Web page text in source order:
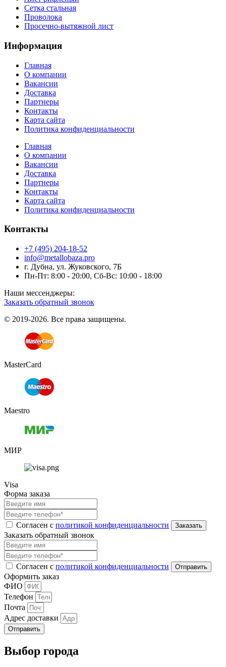
Сетка стальная
Проволока
Просечно-вытяжной лист
Информация
Главная
О компании
Вакансии
Доставка
Партнеры
Контакты
Карта сайта
Политика конфиденциальности
Главная
О компании
Вакансии
Доставка
Партнеры
Контакты
Карта сайта
Политика конфиденциальности
Контакты
+7 (495) 204-18-52
info@metallobaza.pro
г. Дубна, ул. Жуковского, 7Б
Пн-Пт: 8:00 - 20:00, Сб-Вс: 10:00 - 18:00
Наши мессенджеры:
Заказать обратный звонок
© 2019-2026. Все права защищены.
MasterCard
Maestro
МИР
Visa
Форма заказа
Согласен с политикой конфиденциальности
Заказать обратный звонок
Согласен с политикой конфиденциальности
Оформить заказ
ФИО
Телефон
Почта
Адрес доставки
Отправить
Выбор города